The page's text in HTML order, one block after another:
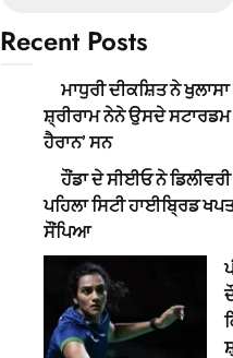
Recent Posts
ਮਾਧੁਰੀ ਦੀਕਸ਼ਿਤ ਨੇ ਖੁਲਾਸਾ
ਸ਼੍ਰੀਰਾਮ ਨੇਨੇ ਉਸਦੇ ਸਟਾਰਡਮ
ਹੈਰਾਨ’ ਸਨ
ਹੌਂਡਾ ਦੇ ਸੀਈਓ ਨੇ
ਪਹਿਲਾ ਸਿਟੀ ਹਾਈਬ੍ਰਿਡ
ਸੌਂਪਿਆ